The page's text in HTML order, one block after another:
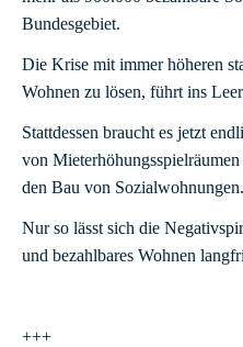
Bundesgebiet.
Die Krise mit immer höheren
Wohnen zu lösen, führt ins
Stattdessen braucht es jetzt
von
den Bau von Sozialwohnungen.
Nur so lässt sich die
und bezahlbares Wohnen
+++